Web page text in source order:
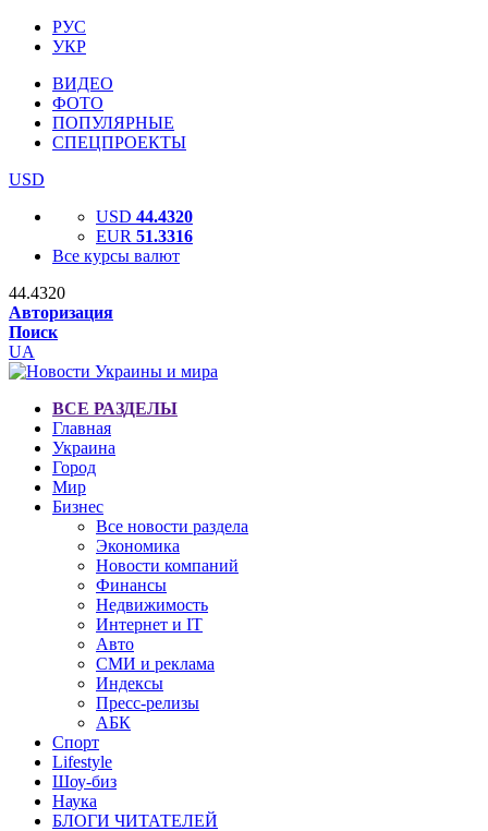
РУС
УКР
ВИДЕО
ФОТО
ПОПУЛЯРНЫЕ
СПЕЦПРОЕКТЫ
USD
USD 44.4320
EUR 51.3316
Все курсы валют
44.4320
Авторизация
Поиск
UA
ВСЕ РАЗДЕЛЫ
Главная
Украина
Город
Мир
Бизнес
Все новости раздела
Экономика
Новости компаний
Финансы
Недвижимость
Интернет и IT
Авто
СМИ и реклама
Индексы
Пресс-релизы
АБК
Спорт
Lifestyle
Шоу-биз
Наука
БЛОГИ ЧИТАТЕЛЕЙ